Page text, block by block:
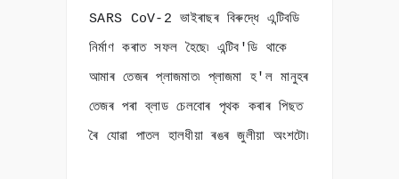
SARS CoV-2 ভাইৰাছৰ বিৰুদ্ধে এন্টিবডি
নিৰ্মাণ কৰাত সফল হৈছে৷ এন্টিব'ডি থাকে
আমাৰ তেজৰ প্লাজমাত৷ প্লাজমা হ'ল মানুহৰ
তেজৰ পৰা ব্লাড চেলবোৰ পৃথক কৰাৰ পিছত
ৰৈ যোৱা পাতল হালধীয়া ৰঙৰ জুলীয়া অংশটো৷